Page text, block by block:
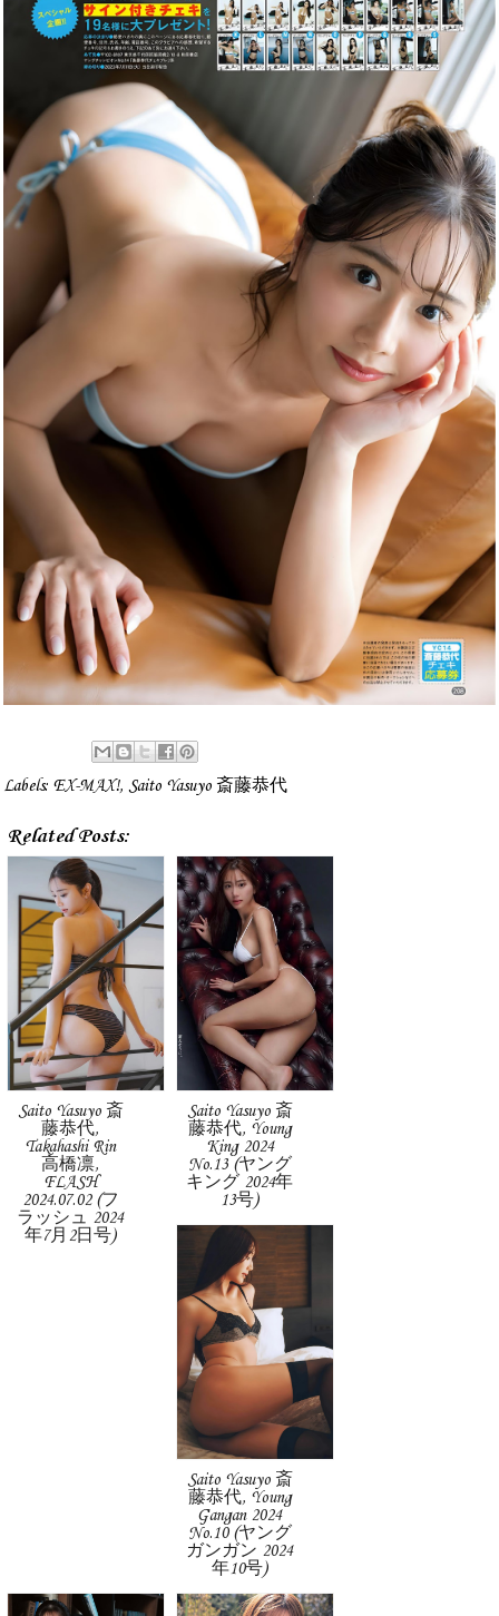
Labels: EX-MAX!, Saito Yasuyo 斎藤恭代
Related Posts:
Saito Yasuyo 斎
藤恭代,
Takahashi Rin
高橋凛,
FLASH
2024.07.02 (フ
ラッシュ 2024
年7月2日号)
Saito Yasuyo 斎
藤恭代, Young
King 2024
No.13 (ヤング
キング 2024年
13号)
Saito Yasuyo 斎
藤恭代, Young
Gangan 2024
No.10 (ヤング
ガンガン 2024
年10号)